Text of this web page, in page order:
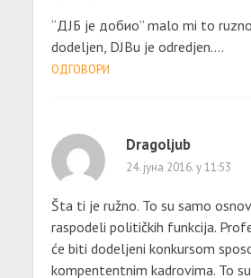
“ДЈБ је добио” malo mi to
dodeljen, DJBu je odredjen….
ОДГОВОРИ
Dragoljub
24. јуна 2016. у 11:53
Šta ti je ružno. To su samo
raspodeli političkih funkcija.
će biti dodeljeni konkursom
kompententnim kadrovima. To